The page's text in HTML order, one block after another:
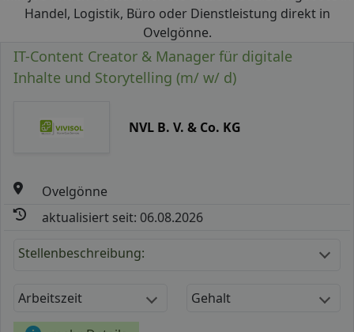
Handel, Logistik, Büro oder Dienstleistung direkt in
Ovelgönne.
IT-Content Creator & Manager für digitale
Inhalte und Storytelling (m/ w/ d)
NVL B. V. & Co. KG
Ovelgönne
aktualisiert seit: 06.08.2026
Stellenbeschreibung:
Arbeitszeit Gehalt